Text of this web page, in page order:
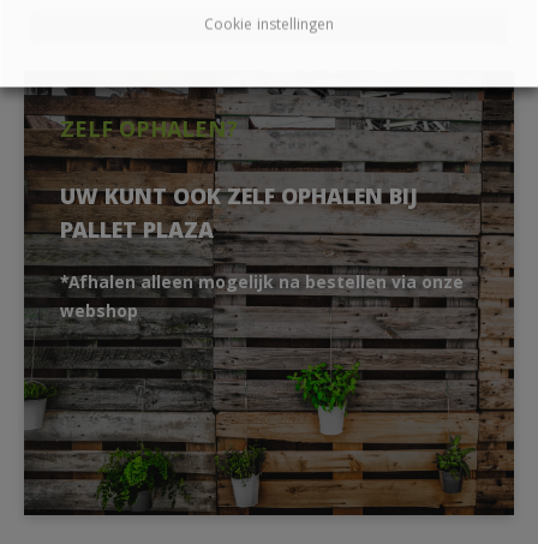
ZELF OPHALEN?
UW KUNT OOK ZELF OPHALEN BIJ
PALLET PLAZA
*Afhalen alleen mogelijk na bestellen via onze
webshop
Cookie instellingen